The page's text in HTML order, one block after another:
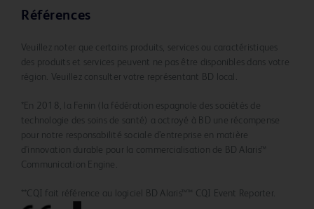
Références
Veuillez noter que certains produits, services ou caractéristiques
des produits et services peuvent ne pas être disponibles dans votre
région. Veuillez consulter votre représentant BD local.
*En 2018, la Fenin (la fédération espagnole des sociétés de
technologie des soins de santé) a octroyé à BD une récompense
pour notre responsabilité sociale d’entreprise en matière
d’innovation durable pour la commercialisation de BD Alaris™
Communication Engine.
**CQI fait référence au logiciel BD Alaris™™ CQI Event Reporter.